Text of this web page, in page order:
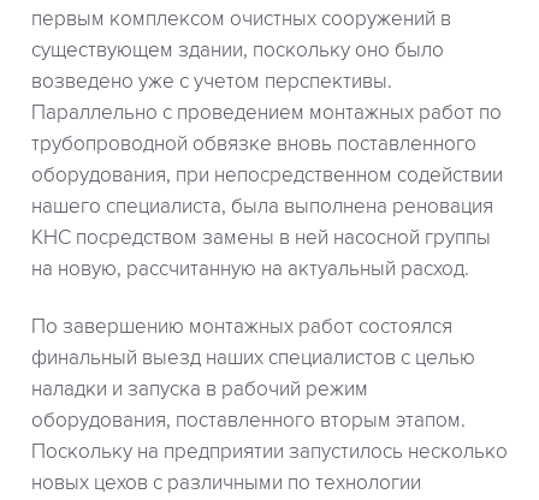
первым комплексом очистных сооружений в
существующем здании, поскольку оно было
возведено уже с учетом перспективы.
Параллельно с проведением монтажных работ по
трубопроводной обвязке вновь поставленного
оборудования, при непосредственном содействии
нашего специалиста, была выполнена реновация
КНС посредством замены в ней насосной группы
на новую, рассчитанную на актуальный расход.
По завершению монтажных работ состоялся
финальный выезд наших специалистов с целью
наладки и запуска в рабочий режим
оборудования, поставленного вторым этапом.
Поскольку на предприятии запустилось несколько
новых цехов с различными по технологии